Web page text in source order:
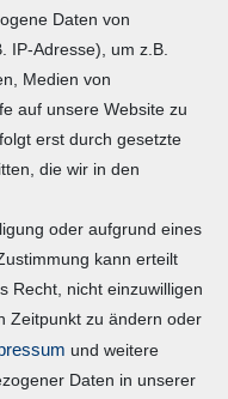
Daten von
IP-Adresse), um z.B.
Medien von
auf unsere Website zu
erst durch gesetzte
die wir in den
oder aufgrund eines
kann erteilt
Recht, nicht einzuwilligen
Zeitpunkt zu ändern oder
und weitere
Daten in unserer